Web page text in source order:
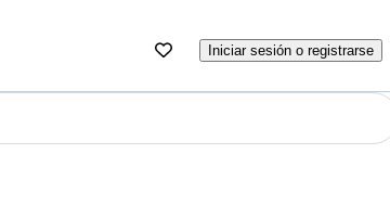
Iniciar sesión o registrarse